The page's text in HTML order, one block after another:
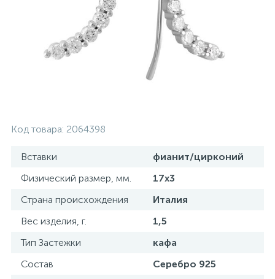
Код товара: 2064398
Вставки
фианит/цирконий
Физический размер, мм.
17х3
Страна происхождения
Италия
Вес изделия, г.
1,5
Тип Застежки
кафа
Состав
Серебро 925
Серебряные колье
Золотые серьги